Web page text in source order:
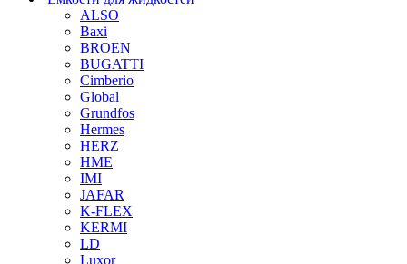
ALSO
Baxi
BROEN
BUGATTI
Cimberio
Global
Grundfos
Hermes
HERZ
HME
IMI
JAFAR
K-FLEX
KERMI
LD
Luxor